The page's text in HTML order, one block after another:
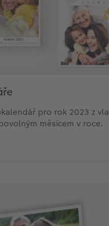
pro rok 2023 z
měsícem v roce.